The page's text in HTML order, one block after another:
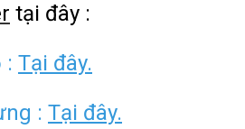
tại đây :
: Tại đây.
: Tại đây.